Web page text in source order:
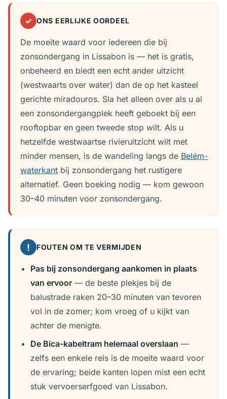
✓ ONS EERLIJKE OORDEEL
De moeite waard voor iedereen die bij
zonsondergang in Lissabon is — het is gratis,
onbeheerd en biedt een echt ander uitzicht
(westwaarts over water) dan de op het kasteel
gerichte miradouros. Sla het alleen over als u al
een zonsondergangplek heeft geboekt bij een
rooftopbar en geen tweede stop wilt. Als u
hetzelfde westwaartse rivieruitzicht wilt met
minder mensen, is de wandeling langs de Belém-
waterkant bij zonsondergang het rustigere
alternatief. Geen boeking nodig — kom gewoon
30–40 minuten voor zonsondergang.
! FOUTEN OM TE VERMIJDEN
Pas bij zonsondergang aankomen in plaats
van ervoor — de beste plekjes bij de
balustrade raken 20–30 minuten van tevoren
vol in de zomer; kom vroeg of u kijkt van
achter de menigte.
De Bica-kabeltram helemaal overslaan —
zelfs een enkele reis is de moeite waard voor
de ervaring; beide kanten lopen mist een echt
stuk vervoerserfgoed van Lissabon.